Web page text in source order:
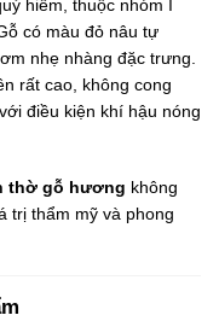
hiếm, thuộc nhóm I
có màu đỏ nâu tự
nhẹ nhàng đặc trưng.
rất cao, không cong
điều kiện khí hậu nóng
thờ gỗ hương không
trị thẩm mỹ và phong